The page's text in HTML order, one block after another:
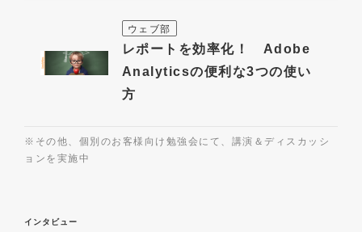
ウェブ部
レポートを効率化！ Adobe
Analyticsの便利な3つの使い
方
※その他、個別のお客様向け勉強会にて、講演＆ディスカッシ
ョンを実施中
インタビュー